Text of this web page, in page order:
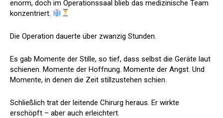
enorm, doch im Operationssaal blieb das medizinische Team
konzentriert.
Die Operation dauerte über zwanzig Stunden.
Es gab Momente der Stille, so tief, dass selbst die Geräte laut
schienen. Momente der Hoffnung. Momente der Angst. Und
Momente, in denen die Zeit stillzustehen schien.
Schließlich trat der leitende Chirurg heraus. Er wirkte
erschöpft – aber auch erleichtert.